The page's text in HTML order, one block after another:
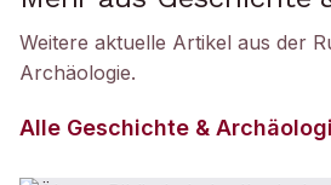
Weitere aktuelle Artikel aus der
Archäologie.
Alle Geschichte &